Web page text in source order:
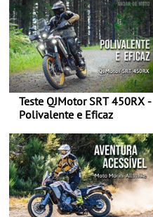
Teste QJMotor SRT 450RX -
Polivalente e Eficaz